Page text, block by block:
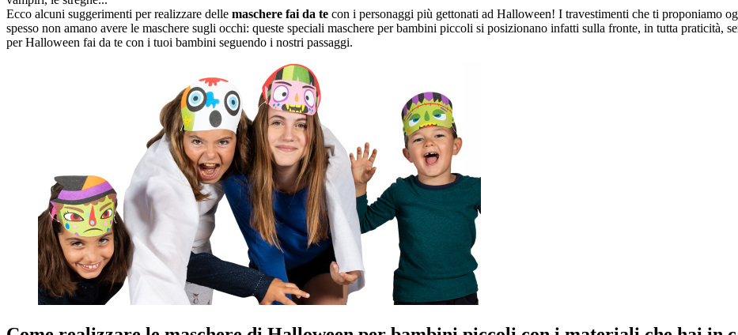
Ecco alcuni suggerimenti per realizzare delle maschere fai da te con i personaggi più gettonati ad Halloween! I travestimenti che ti proponiamo
spesso non amano avere le maschere sugli occhi: queste speciali maschere per bambini piccoli si posizionano infatti sulla fronte, in tutta praticità,
per Halloween fai da te con i tuoi bambini seguendo i nostri passaggi.